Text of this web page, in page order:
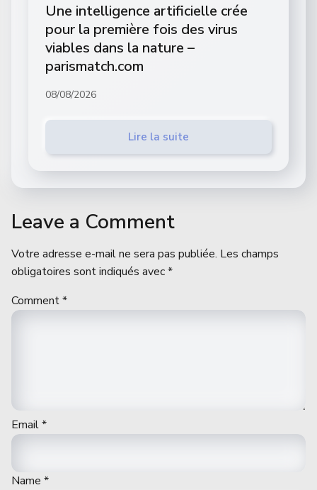
Une intelligence artificielle crée
pour la première fois des virus
viables dans la nature –
parismatch.com
08/08/2026
Lire la suite
Leave a Comment
Votre adresse e-mail ne sera pas publiée. Les champs
obligatoires sont indiqués avec*
Comment*
Email*
Name *